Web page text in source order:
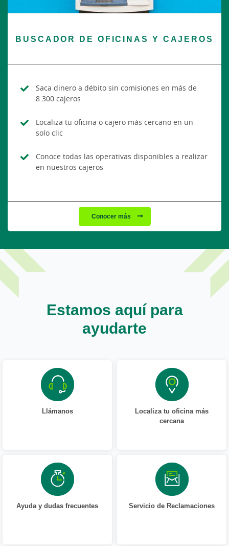
BUSCADOR DE OFICINAS Y CAJEROS
Saca dinero a débito sin comisiones en más de
8.300 cajeros
Localiza tu oficina o cajero más cercano en un
solo clic
Conoce todas las operativas disponibles a realizar
en nuestros cajeros
Conocer más
Estamos aquí para
ayudarte
Llámanos
Localiza tu oficina más
cercana
Ayuda y dudas frecuentes Servicio de Reclamaciones